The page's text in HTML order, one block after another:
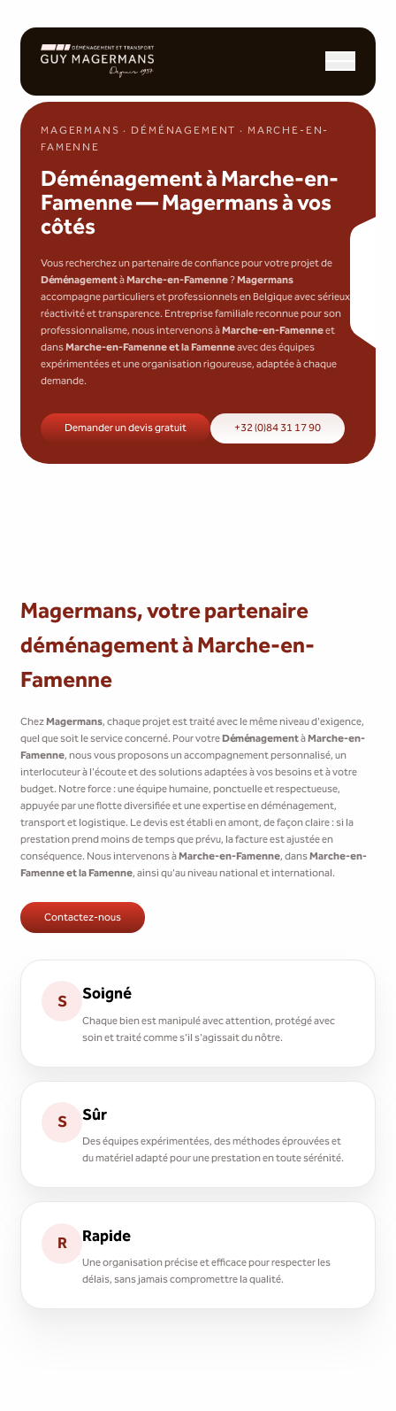
MAGERMANS · DÉMÉNAGEMENT · MARCHE-EN-
FAMENNE
Déménagement à Marche-en-
Famenne — Magermans à vos
côtés
Vous recherchez un partenaire de confiance pour votre projet de
DéménagementàMarche-en-Famenne ?Magermans
accompagne particuliers et professionnels en Belgique avec sérieux,
réactivité et transparence. Entreprise familiale reconnue pour son
professionnalisme, nous intervenons àMarche-en-Famenneet
dansMarche-en-Famenne et la Famenneavec des équipes
expérimentées et une organisation rigoureuse, adaptée à chaque
demande.
Demander un devis gratuit +32 (0)84 31 17 90
Magermans, votre partenaire
déménagement à Marche-en-
Famenne
ChezMagermans, chaque projet est traité avec le même niveau d'exigence,
quel que soit le service concerné. Pour votreDéménagementàMarche-en-
Famenne, nous vous proposons un accompagnement personnalisé, un
interlocuteur à l'écoute et des solutions adaptées à vos besoins et à votre
budget. Notre force : une équipe humaine, ponctuelle et respectueuse,
appuyée par une flotte diversifiée et une expertise en déménagement,
transport et logistique. Le devis est établi en amont, de façon claire : si la
prestation prend moins de temps que prévu, la facture est ajustée en
conséquence. Nous intervenons àMarche-en-Famenne, dansMarche-en-
Famenne et la Famenne, ainsi qu'au niveau national et international.
Contactez-nous
S Soigné
Chaque bien est manipulé avec attention, protégé avec
soin et traité comme s'il s'agissait du nôtre.
S Sûr
Des équipes expérimentées, des méthodes éprouvées et
du matériel adapté pour une prestation en toute sérénité.
R Rapide
Une organisation précise et efficace pour respecter les
délais, sans jamais compromettre la qualité.